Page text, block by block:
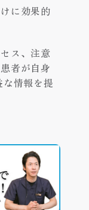
に効果的
ス、注意
者が自身
情報を提